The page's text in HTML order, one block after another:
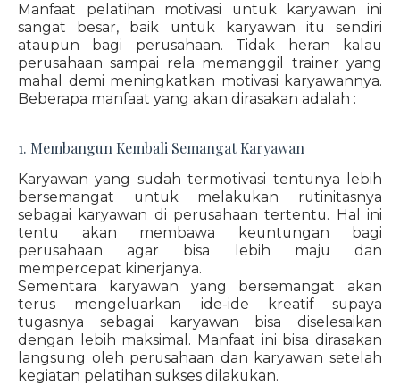
Manfaat pelatihan motivasi untuk karyawan ini
sangat besar, baik untuk karyawan itu sendiri
ataupun bagi perusahaan. Tidak heran kalau
perusahaan sampai rela memanggil trainer yang
mahal demi meningkatkan motivasi karyawannya.
Beberapa manfaat yang akan dirasakan adalah :
1. Membangun Kembali Semangat Karyawan
Karyawan yang sudah termotivasi tentunya lebih
bersemangat untuk melakukan rutinitasnya
sebagai karyawan di perusahaan tertentu. Hal ini
tentu akan membawa keuntungan bagi
perusahaan agar bisa lebih maju dan
mempercepat kinerjanya.
Sementara karyawan yang bersemangat akan
terus mengeluarkan ide-ide kreatif supaya
tugasnya sebagai karyawan bisa diselesaikan
dengan lebih maksimal. Manfaat ini bisa dirasakan
langsung oleh perusahaan dan karyawan setelah
kegiatan pelatihan sukses dilakukan.